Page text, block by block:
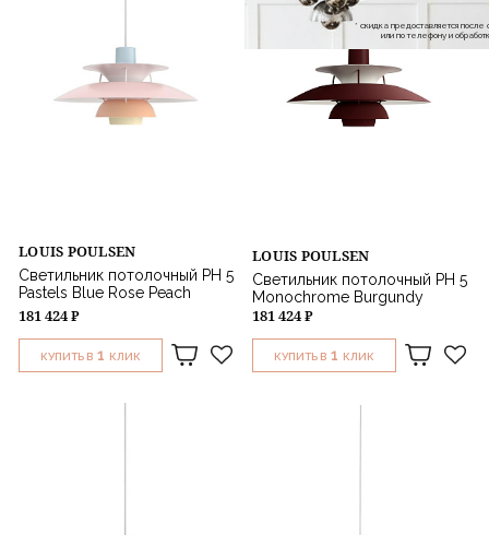
LOUIS POULSEN
Светильник потолочный PH 5
Pastels Blue Rose Peach
181 424 ₽
КУПИТЬ В 1 КЛИК
LOUIS POULSEN
Светильник потолочный PH 5
Monochrome Burgundy
181 424 ₽
КУПИТЬ В 1 КЛИК
* скидка предоставляется
или по телефону и